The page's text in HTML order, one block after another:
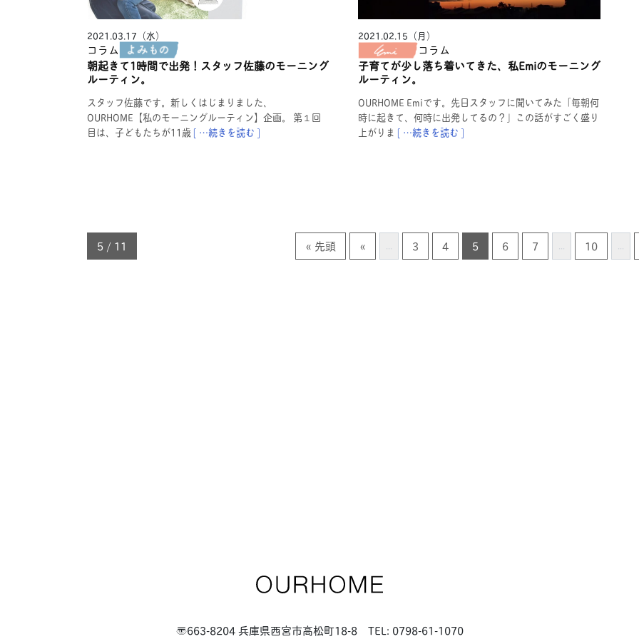
2021.03.17（水）
コラム
朝起きて1時間で出発！スタッフ佐藤のモーニング
ルーティン。
スタッフ佐藤です。新しくはじまりました、
OURHOME【私のモーニングルーティン】企画。 第１回
目は、子どもたちが11歳 [ …続きを読む ]
2021.02.15（月）
コラム
子育てが少し落ち着いてきた、私Emiのモーニング
ルーティン。
OURHOME Emiです。先日スタッフに聞いてみた「毎朝何
時に起きて、何時に出発してるの？」この話がすごく盛り
上がりま [ …続きを読む ]
5 / 11 « 先頭 « ... 3 4 5 6 7 ... 10 ...
〒663-8204 兵庫県西宮市高松町18-8 TEL: 0798-61-1070